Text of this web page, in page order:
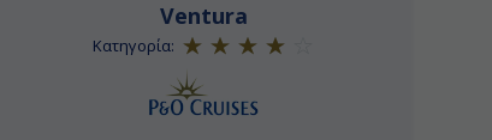
Ventura
Κατηγορία: